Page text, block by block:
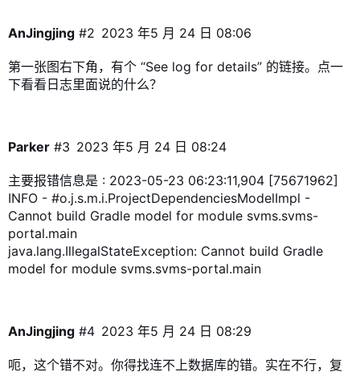
AnJingjing 2023 年5 月 24 日 08:06
#2
第一张图右下角，有个 “See log for details” 的链接。点一
下看看日志里面说的什么？
Parker 2023 年5 月 24 日 08:24
#3
主要报错信息是 : 2023-05-23 06:23:11,904 [75671962]
INFO - #o.j.s.m.i.ProjectDependenciesModelImpl -
Cannot build Gradle model for module svms.svms-
portal.main
java.lang.IllegalStateException: Cannot build Gradle
model for module svms.svms-portal.main
AnJingjing 2023 年5 月 24 日 08:29
#4
呃，这个错不对。你得找连不上数据库的错。实在不行，复